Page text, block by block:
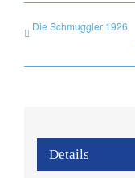
Die Schmuggler 1926
Details